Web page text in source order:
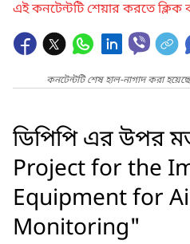
এই কনটেন্টটি শেয়ার করতে
কনটেন্টটি শেষ হাল-নাগাদ করা
ডিপিপি এর উপর
Project for the
Equipment for
Monitoring"